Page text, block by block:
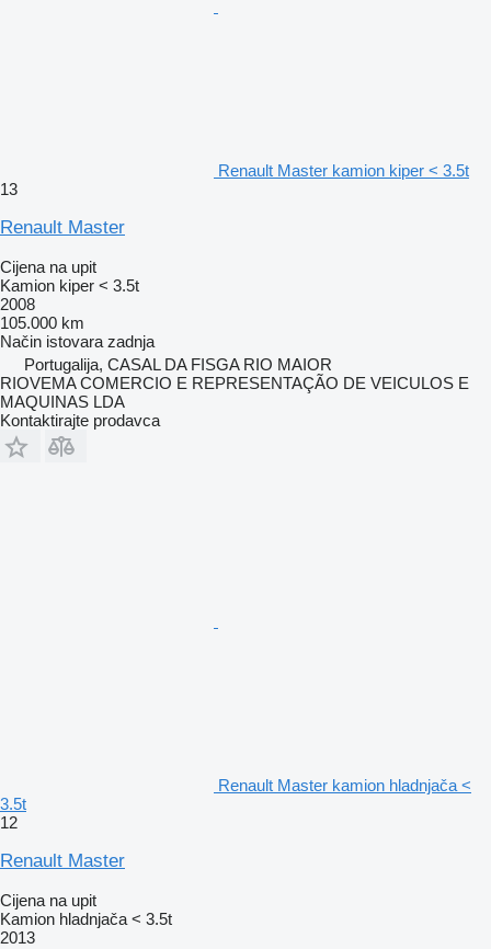
Renault Master kamion kiper < 3.5t
13
Renault Master
Cijena na upit
Kamion kiper < 3.5t
2008
105.000 km
Način istovara zadnja
Portugalija, CASAL DA FISGA RIO MAIOR
RIOVEMA COMERCIO E REPRESENTAÇÃO DE VEICULOS E
MAQUINAS LDA
Kontaktirajte prodavca
Renault Master kamion hladnjača <
3.5t
12
Renault Master
Cijena na upit
Kamion hladnjača < 3.5t
2013